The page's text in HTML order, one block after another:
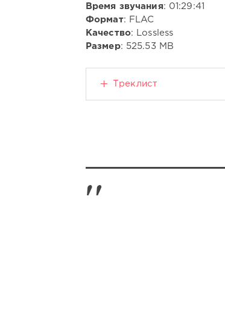
Время звучания: 01:29:41
Формат: FLAC
Качество: Lossless
Размер: 525.53 MB
Треклист